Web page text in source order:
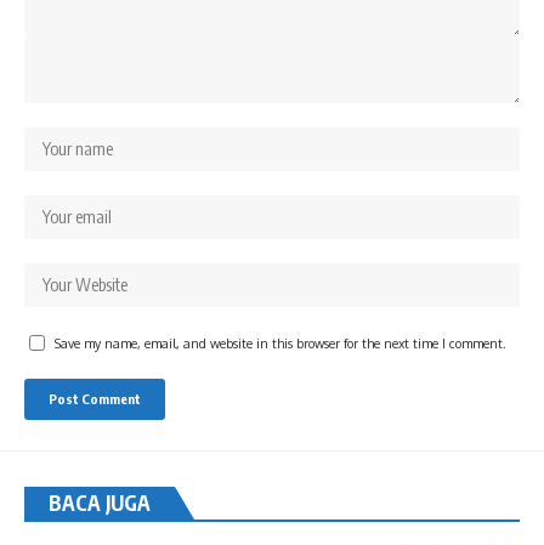
Save my name, email, and website in this browser for the next time I comment.
BACA JUGA